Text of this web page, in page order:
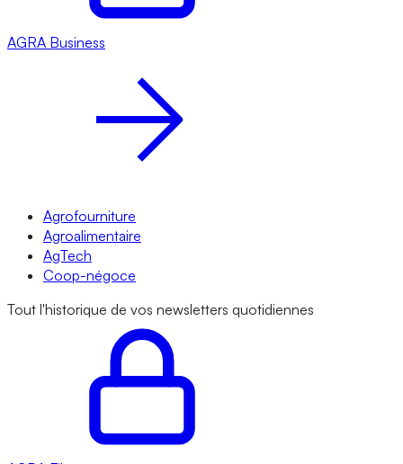
AGRA Business
Agrofourniture
Agroalimentaire
AgTech
Coop-négoce
Tout l'historique de vos newsletters quotidiennes